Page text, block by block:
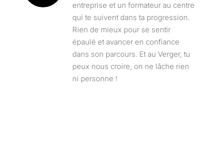
entreprise et un formateur au centre
qui te suivent dans ta progression.
Rien de mieux pour se sentir
épaulé et avancer en confiance
dans son parcours. Et au Verger, tu
peux nous croire, on ne lâche rien
ni personne !